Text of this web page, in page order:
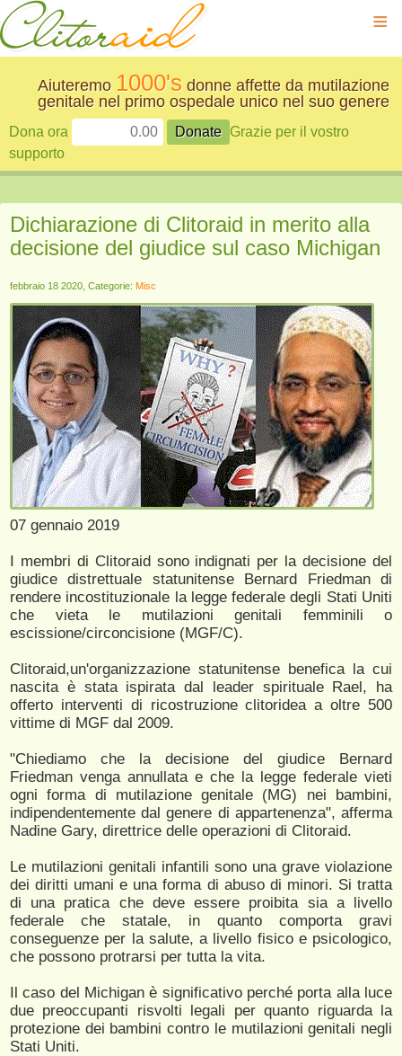
≡
Aiuteremo 1000's donne affette da mutilazione
genitale nel primo ospedale unico nel suo genere
Dona ora
Grazie per il vostro
supporto
Dichiarazione di Clitoraid in merito alla
decisione del giudice sul caso Michigan
febbraio 18 2020, Categorie: Misc
07 gennaio 2019
I membri di Clitoraid sono indignati per la decisione del
giudice distrettuale statunitense Bernard Friedman di
rendere incostituzionale la legge federale degli Stati Uniti
che vieta le mutilazioni genitali femminili o
escissione/circoncisione (MGF/C).
Clitoraid,un'organizzazione statunitense benefica la cui
nascita è stata ispirata dal leader spirituale Rael, ha
offerto interventi di ricostruzione clitoridea a oltre 500
vittime di MGF dal 2009.
"Chiediamo che la decisione del giudice Bernard
Friedman venga annullata e che la legge federale vieti
ogni forma di mutilazione genitale (MG) nei bambini,
indipendentemente dal genere di appartenenza", afferma
Nadine Gary, direttrice delle operazioni di Clitoraid.
Le mutilazioni genitali infantili sono una grave violazione
dei diritti umani e una forma di abuso di minori. Si tratta
di una pratica che deve essere proibita sia a livello
federale che statale, in quanto comporta gravi
conseguenze per la salute, a livello fisico e psicologico,
che possono protrarsi per tutta la vita.
Il caso del Michigan è significativo perché porta alla luce
due preoccupanti risvolti legali per quanto riguarda la
protezione dei bambini contro le mutilazioni genitali negli
Stati Uniti.